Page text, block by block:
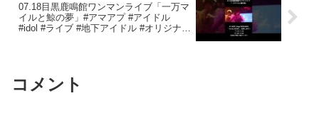
07.18目黒鹿鳴館ワンマンライブ「一万マ
イルと鯨の夢」#アマアプ #アイドル
#idol #ライブ #地下アイドル #オリジナル
コメント